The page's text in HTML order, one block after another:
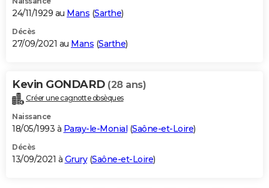
24/11/1929 au Mans (Sarthe)
Décès
27/09/2021 au Mans (Sarthe)
Kevin GONDARD (28 ans)
Créer une cagnotte obsèques
Naissance
18/05/1993 à Paray-le-Monial (Saône-et-Loire)
Décès
13/09/2021 à Grury(Saône-et-Loire)